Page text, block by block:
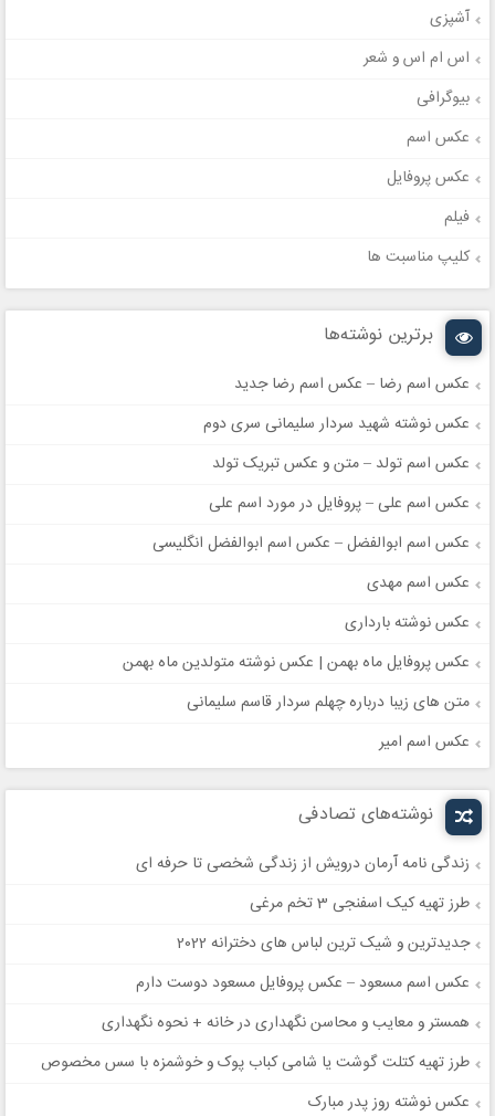
آشپزی
اس ام اس و شعر
بیوگرافی
عکس اسم
عکس پروفایل
فیلم
کلیپ مناسبت ها
برترین نوشته‌ها
عکس اسم رضا – عکس اسم رضا جدید
عکس نوشته شهید سردار سلیمانی سری دوم
عکس اسم تولد – متن و عکس تبریک تولد
عکس اسم علی – پروفایل در مورد اسم علی
عکس اسم ابوالفضل – عکس اسم ابوالفضل انگلیسی
عکس اسم مهدی
عکس نوشته بارداری
عکس پروفایل ماه بهمن | عکس نوشته متولدین ماه بهمن
متن های زیبا درباره چهلم سردار قاسم سلیمانی
عکس اسم امیر
نوشته‌های تصادفی
زندگی نامه آرمان درویش از زندگی شخصی تا حرفه ای
طرز تهیه کیک اسفنجی 3 تخم مرغی
جدیدترین و شیک ترین لباس های دخترانه 2022
عکس اسم مسعود – عکس پروفایل مسعود دوست دارم
همستر و معایب و محاسن نگهداری در خانه + نحوه نگهداری
طرز تهیه کتلت گوشت یا شامی کباب پوک و خوشمزه با سس مخصوص
عکس نوشته روز پدر مبارک